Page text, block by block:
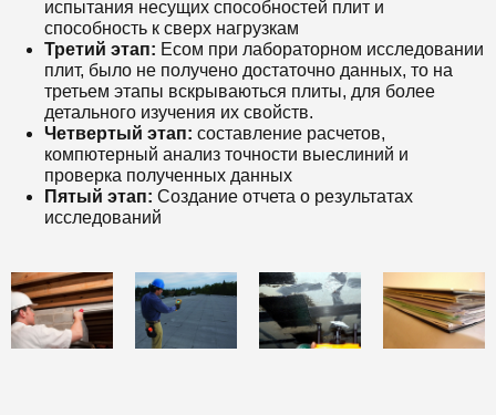
испытания несущих способностей плит и
способность к сверх нагрузкам
Третий этап: Есом при лабораторном исследовании
плит, было не получено достаточно данных, то на
третьем этапы вскрываються плиты, для более
детального изучения их свойств.
Четвертый этап: составление расчетов,
компютерный анализ точности выеслиний и
проверка полученных данных
Пятый этап: Создание отчета о результатах
исследований